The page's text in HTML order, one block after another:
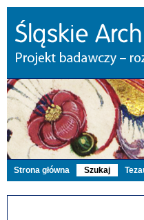
Strona główna Szukaj